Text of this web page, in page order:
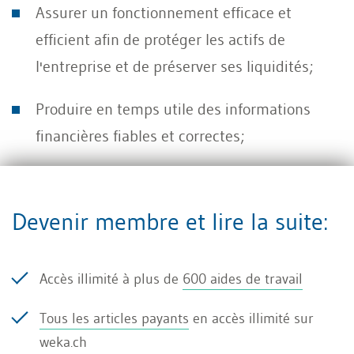
Assurer un fonctionnement efficace et
efficient afin de protéger les actifs de
l'entreprise et de préserver ses liquidités;
Produire en temps utile des informations
financières fiables et correctes;
délais légaux qui y sont fixés et à d'autres
Après avoir défini les objectifs de contrôle liés au
Devenir membre et lire la suite:
Accès illimité à plus de 600 aides de travail
Tous les articles payants en accès illimité sur
weka.ch